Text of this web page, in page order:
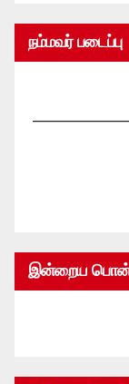
நம்மவர் படைப்பு
இன்றைய பொன்